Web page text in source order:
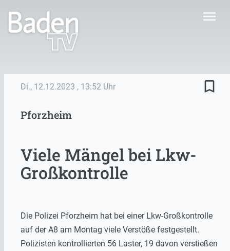
menu
Di., 12.12.2023 , 13:52 Uhr bookmark_border
Pforzheim
Viele Mängel bei Lkw-
Großkontrolle
Die Polizei Pforzheim hat bei einer Lkw-Großkontrolle
auf der A8 am Montag viele Verstöße festgestellt.
Polizisten kontrollierten 56 Laster, 19 davon verstießen